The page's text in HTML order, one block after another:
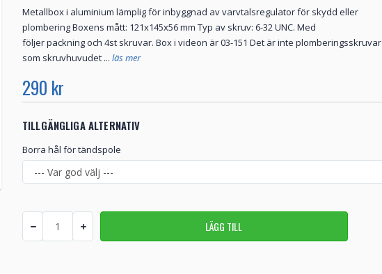
Metallbox i aluminium lämplig för inbyggnad av varvtalsregulator för skydd eller
plombering Boxens mått: 121x145x56 mm Typ av skruv: 6-32 UNC. Med
följer packning och 4st skruvar. Box i videon är 03-151 Det är inte plomberingsskruvar
som skruvhuvudet ... läs mer
290 kr
TILLGÄNGLIGA ALTERNATIV
Borra hål för tändspole